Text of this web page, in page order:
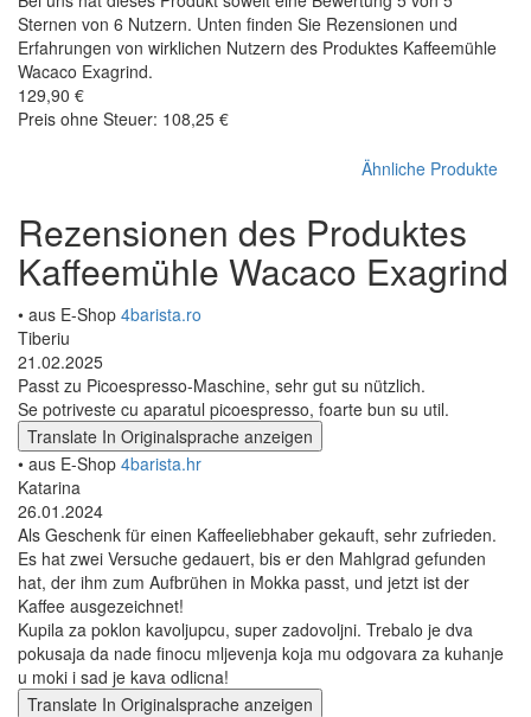
Sternen von 6 Nutzern. Unten finden Sie Rezensionen und
Erfahrungen von wirklichen Nutzern des Produktes Kaffeemühle
Wacaco Exagrind.
129,90 €
Preis ohne Steuer: 108,25 €
Ähnliche Produkte
Rezensionen des Produktes
Kaffeemühle Wacaco Exagrind
• aus E-Shop 4barista.ro
Tiberiu
21.02.2025
Passt zu Picoespresso-Maschine, sehr gut su nützlich.
Se potriveste cu aparatul picoespresso, foarte bun su util.
Translate In Originalsprache anzeigen
• aus E-Shop 4barista.hr
Katarina
26.01.2024
Als Geschenk für einen Kaffeeliebhaber gekauft, sehr zufrieden.
Es hat zwei Versuche gedauert, bis er den Mahlgrad gefunden
hat, der ihm zum Aufbrühen in Mokka passt, und jetzt ist der
Kaffee ausgezeichnet!
Kupila za poklon kavoljupcu, super zadovoljni. Trebalo je dva
pokusaja da nade finocu mljevenja koja mu odgovara za kuhanje
u moki i sad je kava odlicna!
Translate In Originalsprache anzeigen